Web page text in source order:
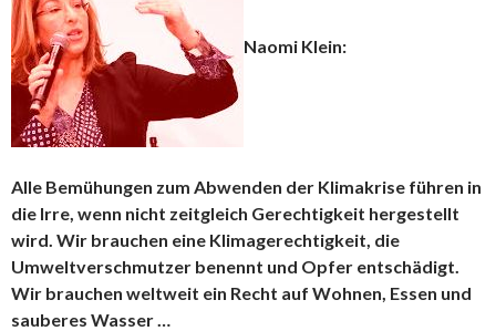
Naomi Klein:
Alle Bemühungen zum Abwenden der Klimakrise führen in
die Irre, wenn nicht zeitgleich Gerechtigkeit hergestellt
wird. Wir brauchen eine Klimagerechtigkeit, die
Umweltverschmutzer benennt und Opfer entschädigt.
Wir brauchen weltweit ein Recht auf Wohnen, Essen und
sauberes Wasser …